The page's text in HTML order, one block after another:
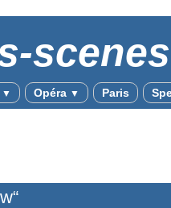
scenes
▼ Opéra ▼ Paris